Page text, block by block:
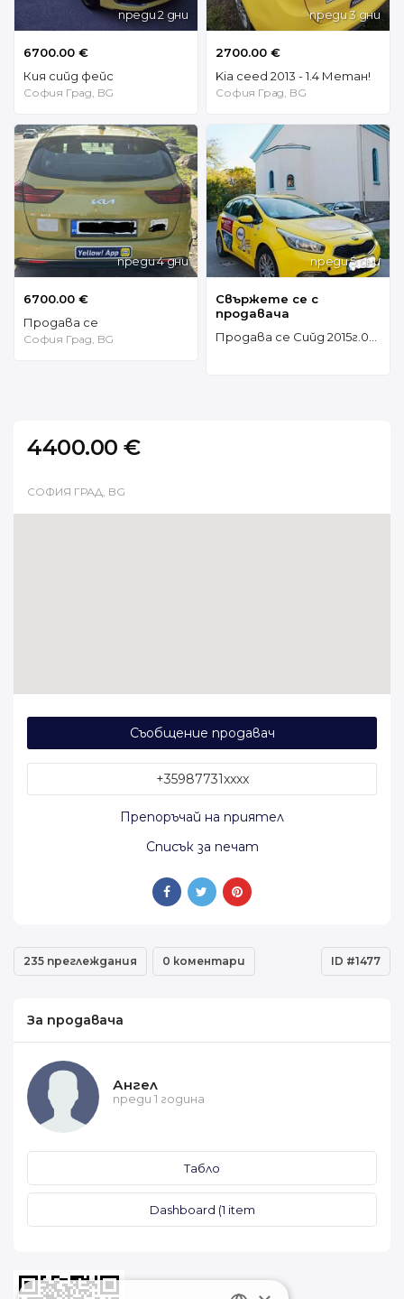
преди 2 дни
6700.00 €
Кия сийд фейс
София Град, BG
преди 3 дни
2700.00 €
Kia ceed 2013 - 1.4 Метан!
София Град, BG
преди 4 дни
6700.00 €
Продава се
София Град, BG
преди 5 дни
Свържете се с
продавача
4400.00 €
СОФИЯ ГРАД, BG
Съобщение продавач
+35987731xxxx
Препоръчай на приятел
Списък за печат
235 преглеждания 0 коментари ID #1477
За продавача
Ангел
преди 1 година
Табло
Dashboard (1 item